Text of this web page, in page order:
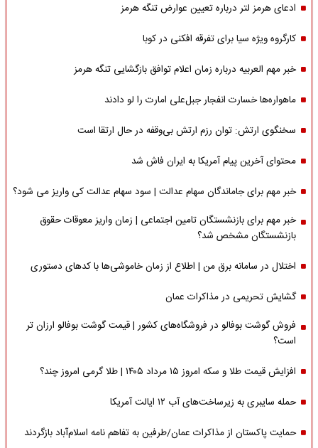
ادعای هرمز لتر درباره تعیین عوارض تنگه هرمز
کارگروه ویژه سیا برای تفرقه افکنی در کوبا
خبر مهم العربیه درباره زمان اعلام توافق بازگشایی تنگه هرمز
ماهواره‌‌ها خسارت انفجار جبل‌علی امارت را لو دادند
سخنگوی ارتش: توان رزم ارتش بی‌وقفه در حال ارتقا است
محتوای آخرین پیام آمریکا به ایران فاش شد
خبر مهم برای جاماندگان سهام عدالت | سود سهام عدالت کی واریز می شود؟
خبر مهم برای بازنشستگان تامین اجتماعی | زمان واریز معوقات حقوق
بازنشستگان مشخص شد؟
اختلال در سامانه برق من | اطلاع از زمان خاموشی‌ها با کدهای دستوری
گشایش تحریمی در مذاکرات عمان
فروش گوشت بوفالو در فروشگاه‌های کشور | قیمت گوشت بوفالو ارزان تر
است؟
افزایش قیمت طلا و سکه امروز ۱۵ مرداد ۱۴۰۵ | طلا گرمی امروز چند؟
حمله سایبری به زیرساخت‌های آب ۱۲ ایالت آمریکا
حمایت پاکستان از مذاکرات عمان/طرفین به تفاهم نامه اسلام‌آباد بازگردند